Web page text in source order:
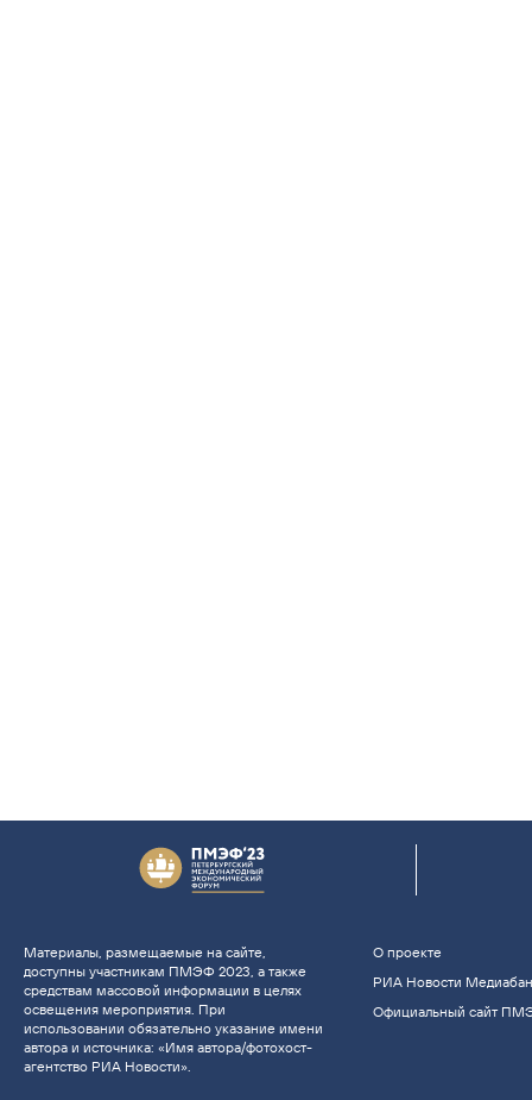
Материалы, размещаемые на сайте,
доступны участникам ПМЭФ 2023, а также
средствам массовой информации в целях
освещения мероприятия. При
использовании обязательно указание имени
автора и источника: «Имя автора/фотохост-
агентство РИА Новости».
О проекте
РИА Новости
Официальный сайт